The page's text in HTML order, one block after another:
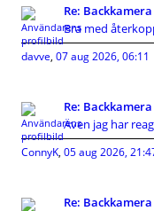
Re:
Bra med
davve, 07 aug 2026, 06:11
Re:
Även jag har
ConnyK, 05 aug 2026,
Re: